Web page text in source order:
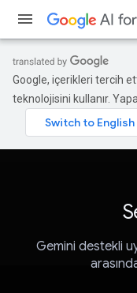
Google, içerikleri tercih
teknolojisini kullanır.
Gemini destekli